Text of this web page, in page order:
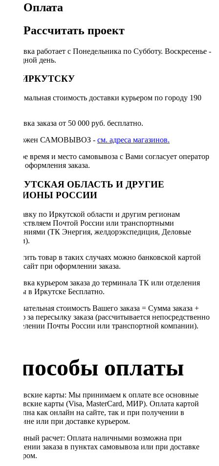
Оплата
Рассчитать проект
Доставка работает с Понедельника по Субботу. Воскресенье -
выходной день.
ПО ИРКУТСКУ
Минимальная стоимость доставки курьером по городу 190
Доставка заказа от 50 000 руб. бесплатно.
Возможен САМОВЫВОЗ - см. адреса магазинов.
Точное время и место самовывоза с Вами согласует оператор
после оформления заказа.
ИРКУТСКАЯ ОБЛАСТЬ И ДРУГИЕ
РЕГИОНЫ РОССИИ
Отправку по Иркутской области и другим регионам
осуществляем Почтой России или транспортными
компаниями (ТК Энергия, желдорэкспедиция, Деловые
линии).
Оплатить товар в таких случаях можно банковской картой
через сайт при оформлении заказа.
Доставка курьером заказа до терминала ТК или отделения
Почты в Иркутске Бесплатно.
Окончательная стоимость Вашего заказа = Сумма заказа +
Тариф за пересылку заказа (рассчитывается непосредственно
в отделении Почты России или транспортной компании).
Способы оплаты
Банковские карты: Мы принимаем к оплате все основные
банковские карты (Visa, MasterCard, МИР). Оплата картой
доступна как онлайн на сайте, так и при получении в
магазине или при доставке курьером.
Наличный расчет: Оплата наличными возможна при
получении заказа в пунктах самовывоза или при доставке
курьером.